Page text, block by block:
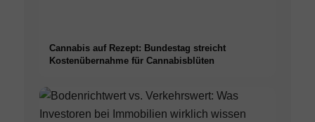
Cannabis auf Rezept: Bundestag streicht
Kostenübernahme für Cannabisblüten